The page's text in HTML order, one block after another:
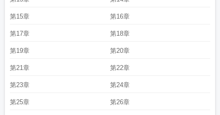
第15章 第16章
第17章 第18章
第19章 第20章
第21章 第22章
第23章 第24章
第25章 第26章